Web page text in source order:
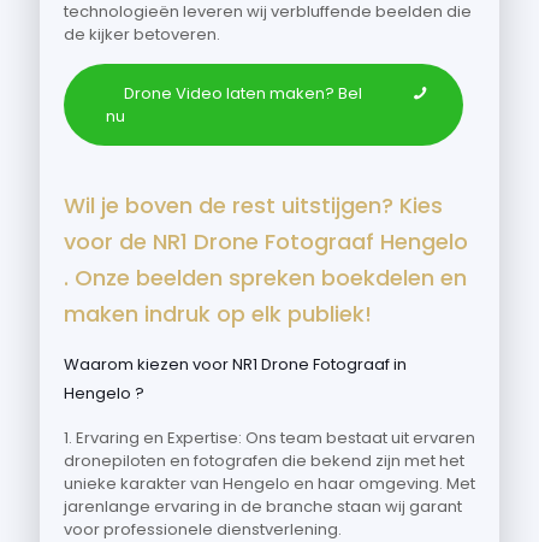
technologieën leveren wij verbluffende beelden die
de kijker betoveren.
Drone Video laten maken? Bel
nu
Wil je boven de rest uitstijgen? Kies
voor de NR1 Drone Fotograaf Hengelo
. Onze beelden spreken boekdelen en
maken indruk op elk publiek!
Waarom kiezen voor NR1 Drone Fotograaf in
Hengelo ?
1. Ervaring en Expertise: Ons team bestaat uit ervaren
dronepiloten en fotografen die bekend zijn met het
unieke karakter van Hengelo en haar omgeving. Met
jarenlange ervaring in de branche staan wij garant
voor professionele dienstverlening.